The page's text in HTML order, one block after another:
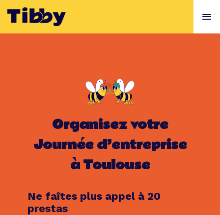
Organisez votre
Journée d’entreprise
à Toulouse
Ne faîtes plus appel à 20
prestas